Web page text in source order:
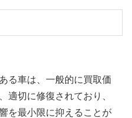
る車は、一般的に買取価
適切に修復されており、
を最小限に抑えることが